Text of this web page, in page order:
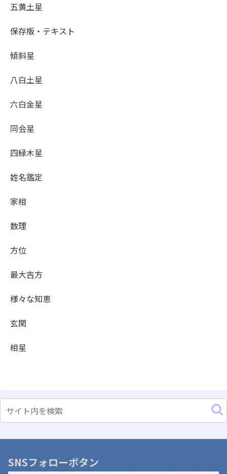
五黄土星
保存版・テキスト
傾斜星
八白土星
六白金星
同会星
四緑木星
姓名鑑定
家相
数理
方位
最大吉方
様々な知恵
玄関
相星
SNSフォローボタン